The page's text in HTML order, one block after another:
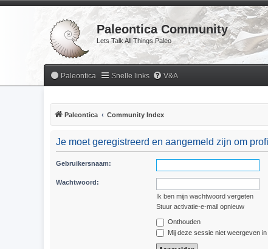
Paleontica Community
Lets Talk All Things Paleo
Paleontica Snelle links V&A
Paleontica Community Index
Je moet geregistreerd en aangemeld zijn om
Gebruikersnaam:
Wachtwoord:
Ik ben mijn wachtwoord vergeten
Stuur activatie-e-mail opnieuw
Onthouden
Mij deze sessie niet weergeven